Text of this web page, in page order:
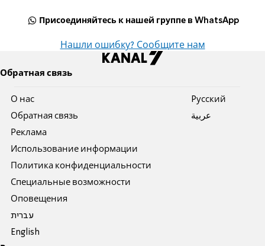
Присоединяйтесь к нашей группе в WhatsApp
Нашли ошибку? Сообщите нам
Обратная связь
О нас
Обратная связь
Реклама
Использование информации
Политика конфиденциальности
Специальные возможности
Оповещения
עברית
English
Pусский
عربية